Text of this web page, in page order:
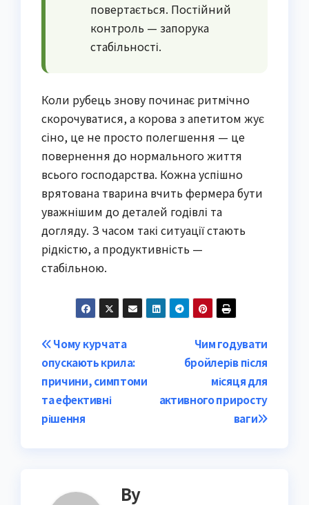
повертається. Постійний
контроль — запорука
стабільності.
Коли рубець знову починає ритмічно
скорочуватися, а корова з апетитом жує
сіно, це не просто полегшення — це
повернення до нормального життя
всього господарства. Кожна успішно
врятована тварина вчить фермера бути
уважнішим до деталей годівлі та
догляду. З часом такі ситуації стають
рідкістю, а продуктивність —
стабільною.
Post
navigation
Чим годувати
бройлерів після
місяця для
активного приросту
ваги
Чому курчата
опускають крила:
причини, симптоми
та ефективні
рішення
By